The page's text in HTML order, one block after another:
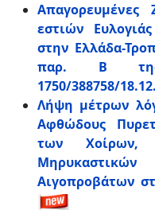
εστιών
στην Ελλάδα-
παρ. Β
1750/388758/
Λήψη μέτρων
Αφθώδους
των Χοίρων,
Αιγοπροβάτων